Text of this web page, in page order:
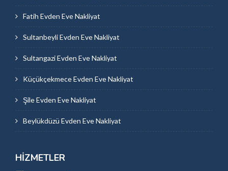
Fatih Evden Eve Nakliyat
Sultanbeyli Evden Eve Nakliyat
Sultangazi Evden Eve Nakliyat
Küçükçekmece Evden Eve Nakliyat
Şile Evden Eve Nakliyat
Beylükdüzü Evden Eve Nakliyat
HIZMETLER